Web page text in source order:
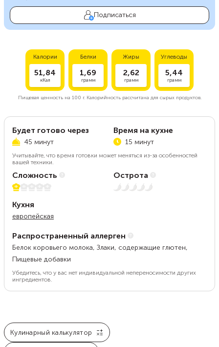
Подписаться
Калории
51,84
кКал
Белки
1,69
грамм
Жиры
2,62
грамм
Углеводы
5,44
грамм
Пищевая ценность на 100 г.Калорийность рассчитана для сырых продуктов.
Будет готово через
45 минут
Время на кухне
15 минут
Учитывайте, что время готовки может меняться из-за особенностей
вашей техники.
Сложность
1 из 5
Острота
Нет остроты
Кухня
европейская
Распространенный аллерген
Белок коровьего молока, Злаки, содержащие глютен,
Пищевые добавки
Убедитесь, что у вас нет индивидуальной непереносимости других
ингредиентов.
Кулинарный калькулятор